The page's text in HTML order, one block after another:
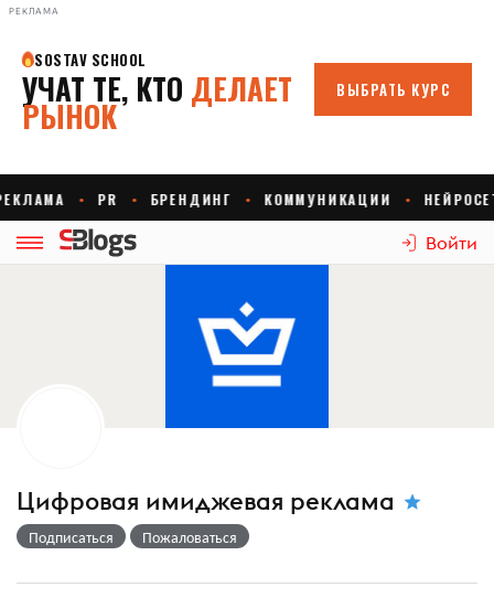
РЕКЛАМА
Войти
Цифровая имиджевая реклама
Подписаться Пожаловаться